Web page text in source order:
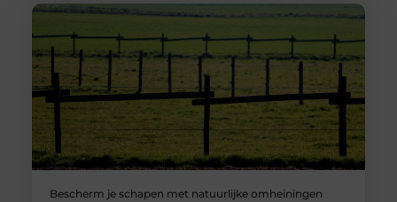
Bescherm je schapen met natuurlijke omheiningen